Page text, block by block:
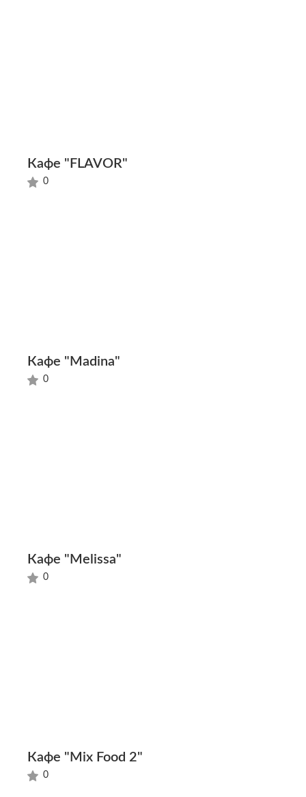
Кафе "FLAVOR"
0
Кафе "Madina"
0
Кафе "Melissa"
0
Кафе "Mix Food 2"
0